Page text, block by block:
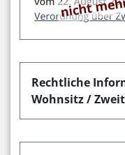
Rechtliche
Wohnsitz /